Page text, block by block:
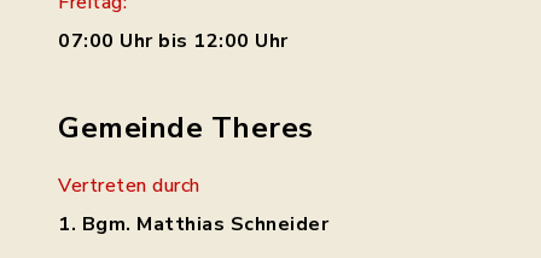
07:00 Uhr bis 12:00 Uhr
Gemeinde Theres
Vertreten durch
1. Bgm. Matthias Schneider